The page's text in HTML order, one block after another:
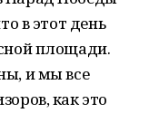
в этот день
площади.
и мы все
как это